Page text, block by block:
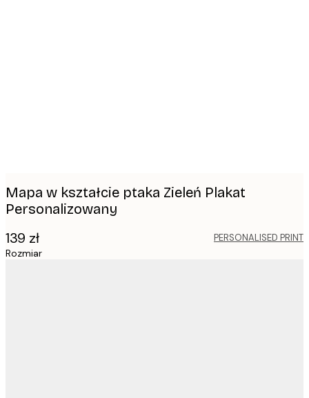
Mapa w kształcie ptaka Zieleń Plakat
Personalizowany
139 zł PERSONALISED PRINT
Rozmiar